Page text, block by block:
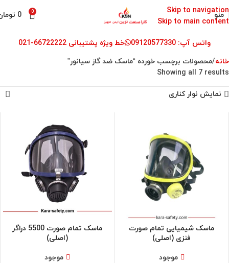
Skip to navigation
Skip to main content
منو 0
0
واتس آپ: 09120577330
خط ویژه پشتیبانی 66722222-021
خانه محصولات برچسب خورده “ماسک ضد گاز سیانور”
Showing all 7 results
نمایش نوار کناری
ماسک شیمیایی تمام صورت
فنزی (اصلی)
موجود
ماسک تمام صورت 5500 دراگر
(اصلی)
موجود